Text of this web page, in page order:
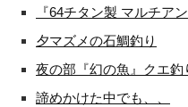
『64チタン製 マルチア
夕マズメの石鯛釣り
夜の部『幻の魚』クエ釣
諦めかけた中でも、、